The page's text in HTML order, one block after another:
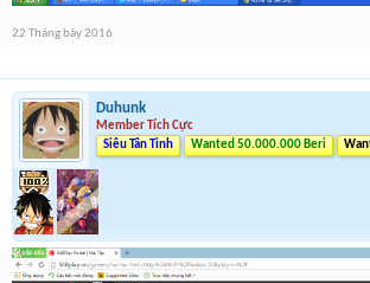
22 Tháng bảy 2016
Duhunk
Member Tích Cực
Siêu Tân Tinh
Wanted 50.000.000 Beri